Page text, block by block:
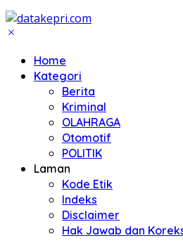
Home
Kategori
Berita
Kriminal
OLAHRAGA
Otomotif
POLITIK
Laman
Kode Etik
Indeks
Disclaimer
Hak Jawab dan